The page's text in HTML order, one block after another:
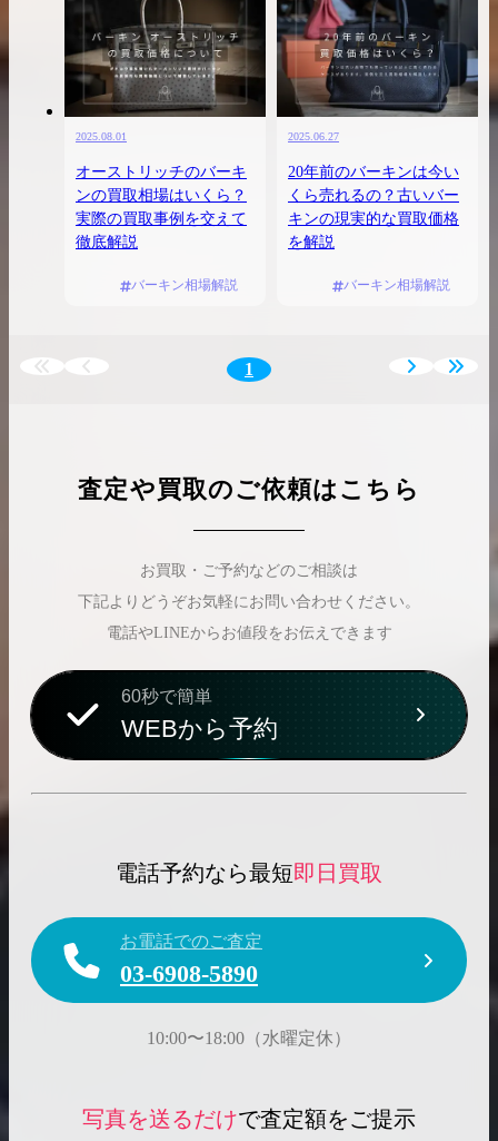
2025.08.01
オーストリッチのバーキ
ンの買取相場はいくら？
実際の買取事例を交えて
徹底解説
バーキン相場解説
2025.06.27
20年前のバーキンは今い
くら売れるの？古いバー
キンの現実的な買取価格
を解説
バーキン相場解説
1
査定や買取のご依頼はこちら
お買取・ご予約などのご相談は
下記よりどうぞお気軽にお問い合わせください。
電話やLINEからお値段をお伝えできます
60秒で簡単
WEBから予約
電話予約なら最短即日買取
お電話でのご査定
03-6908-5890
10:00〜18:00（水曜定休）
写真を送るだけで査定額をご提示